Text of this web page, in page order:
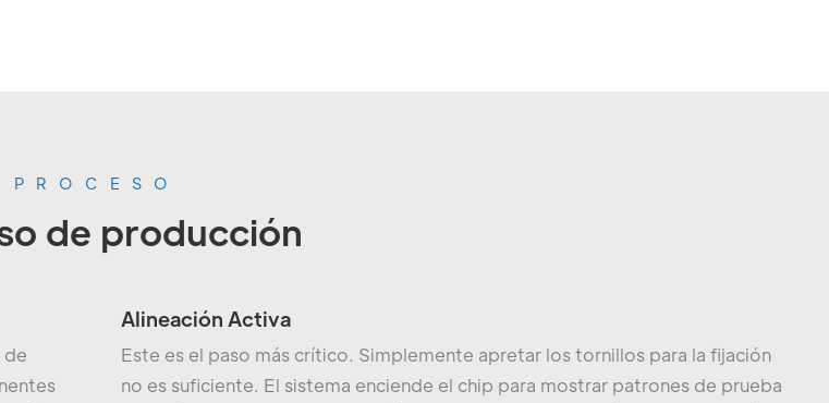
PROCESO
de producción
de
Alineación Activa
Este es el paso más crítico. Simplemente apretar los tornillos para la fijación
no es suficiente. El sistema enciende el chip para mostrar patrones de prueba